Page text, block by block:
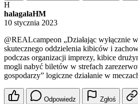
H
halagalaHM
10 stycznia 2023
@REALcampeon „Działając wyłącznie
skutecznego oddzielenia kibiców i
podczas organizacji imprezy, kibice
mogli nabyć biletów w strefach
gospodarzy” logiczne działanie w
Odpowiedz Zgłoś